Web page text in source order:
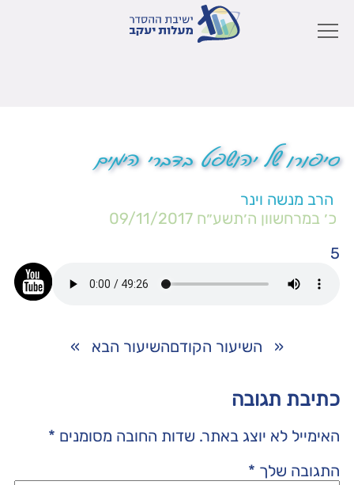
סיפורו של יהושפט בדברי הימים
הרב מנשה וינר
כ׳ במרחשוון ה׳תשע״ח 09/11/2017
5
« השיעור הקודםהשיעור הבא »
כתיבת תגובה
האימייל לא יוצג באתר. שדות החובה מסומנים *
התגובה שלך *